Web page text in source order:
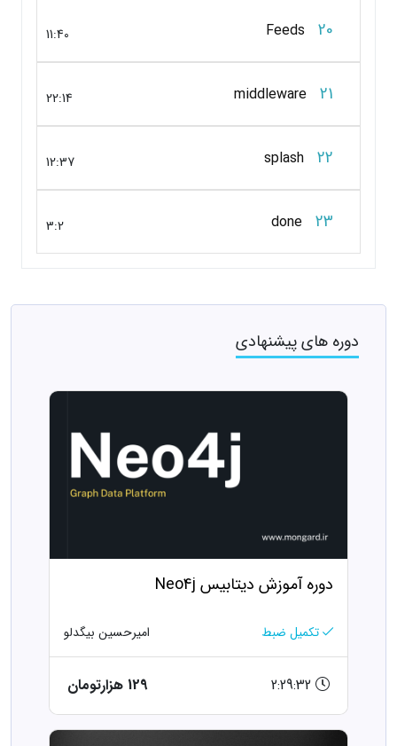
20
Feeds
11:40
21
middleware
22:14
22
splash
12:37
23
done
3:2
دوره های پیشنهادی
دوره آموزش دیتابیس Neo4j
تکمیل ضبط امیرحسین بیگدلو
129 هزارتومان